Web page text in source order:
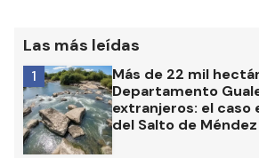
Las más leídas
Más de 22 mil
Departamento
extranjeros: el
del Salto de Méndez
1